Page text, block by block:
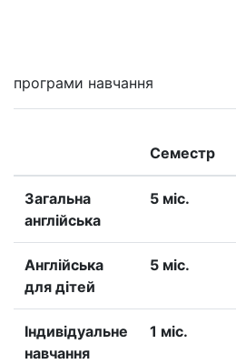
програми навчання
Семестр
Загальна
англійська
5 міс.
Англійська
для дітей
5 міс.
Iндивідуальне
навчання
1 міс.